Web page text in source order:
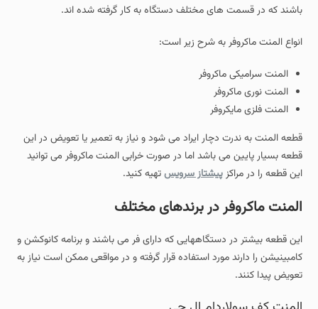
باشند که در قسمت های مختلف دستگاه به کار گرفته شده اند.
انواع المنت ماکروفر به شرح زیر است:
المنت سرامیکی ماکروفر
المنت نوری ماکروفر
المنت فلزی مایکروفر
قطعه المنت به ندرت دچار ایراد می شود و نیاز به تعمیر یا تعویض در این
قطعه بسیار پایین می باشد اما در صورت خرابی المنت ماکروفر می توانید
این قطعه را در مراکزپیشتاز سرویستهیه کنید.
المنت ماکروفر در برندهای مختلف
این قطعه بیشتر در دستگاههایی که دارای فر می باشند و برنامه کانوکشن و
کامبینیشن را دارند مورد استفاده قرار گرفته و در مواقعی ممکن است نیاز به
تعویض پیدا کنند.